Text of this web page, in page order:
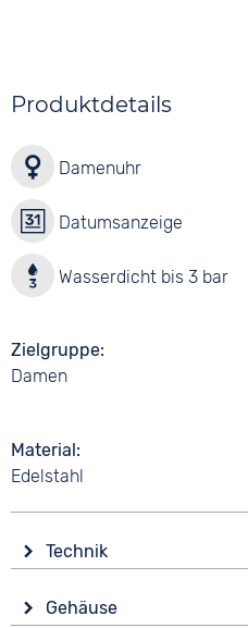
Produktdetails
Damenuhr
Datumsanzeige
Wasserdicht bis 3 bar
Zielgruppe
Damen
Material
Edelstahl
Technik
Batterie (Quarz)
Gehäuse